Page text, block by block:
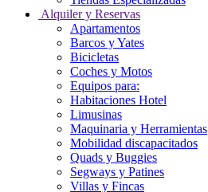
Alquiler y Reservas
Apartamentos
Barcos y Yates
Bicicletas
Coches y Motos
Equipos para:
Habitaciones Hotel
Limusinas
Maquinaria y Herramientas
Mobilidad discapacitados
Quads y Buggies
Segways y Patines
Villas y Fincas